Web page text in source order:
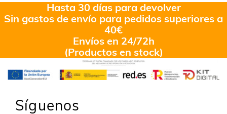
Hasta 30 días para devolver
Sin gastos de envío para pedidos superiores a
40€
Envíos en 24/72h
(Productos en stock)
Síguenos